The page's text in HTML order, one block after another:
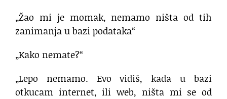
„Žao mi je momak, nemamo ništa od tih
zanimanja u bazi podataka“
„Kako nemate?“
„Lepo nemamo. Evo vidiš, kada u bazi
otkucam internet, ili web, ništa mi se od